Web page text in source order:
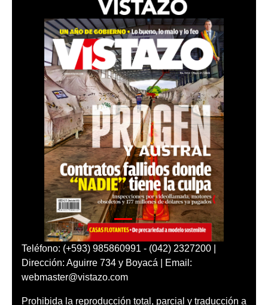
Teléfono: (+593) 985860991 - (042) 2327200 |
Dirección: Aguirre 734 y Boyacá | Email:
webmaster@vistazo.com
Prohibida la reproducción total, parcial y traducción a